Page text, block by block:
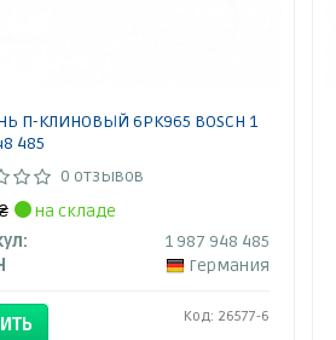
П-КЛИНОВЫЙ 6PK965 BOSCH 1
485
0 отзывов
₴
на складе
1 987 948 485
Германия
Код: 26577-6